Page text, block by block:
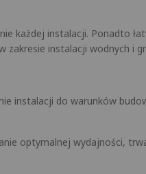
każdej instalacji. Ponadto
zakresie instalacji wodnych i
instalacji do warunków
optymalnej wydajności,